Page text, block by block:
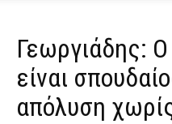
Γεωργιάδης:
είναι
απόλυση